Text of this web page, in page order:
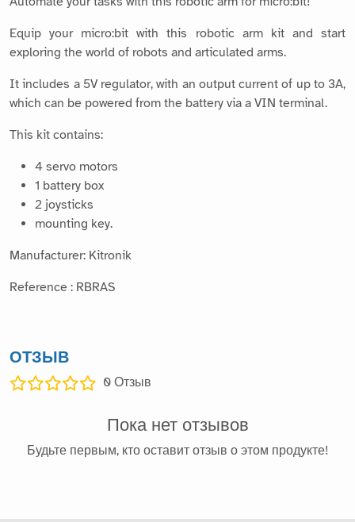
Equip your micro:bit with this robotic arm kit and start
exploring the world of robots and articulated arms.
It includes a 5V regulator, with an output current of up to 3A,
which can be powered from the battery via a VIN terminal.
This kit contains:
4 servo motors
1 battery box
2 joysticks
mounting key.
Manufacturer: Kitronik
Reference : RBRAS
ОТЗЫВ
0 Отзыв
Пока нет отзывов
Будьте первым, кто оставит отзыв о этом продукте!